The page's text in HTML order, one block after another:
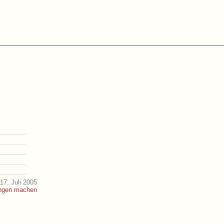
Juli 2005